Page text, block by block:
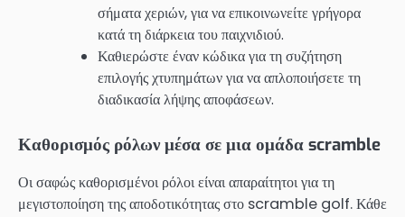
σήματα χεριών, για να επικοινωνείτε γρήγορα
κατά τη διάρκεια του παιχνιδιού.
Καθιερώστε έναν κώδικα για τη συζήτηση
επιλογής χτυπημάτων για να απλοποιήσετε τη
διαδικασία λήψης αποφάσεων.
Καθορισμός ρόλων μέσα σε μια ομάδα scramble
Οι σαφώς καθορισμένοι ρόλοι είναι απαραίτητοι για τη
μεγιστοποίηση της αποδοτικότητας στο scramble golf. Κάθε